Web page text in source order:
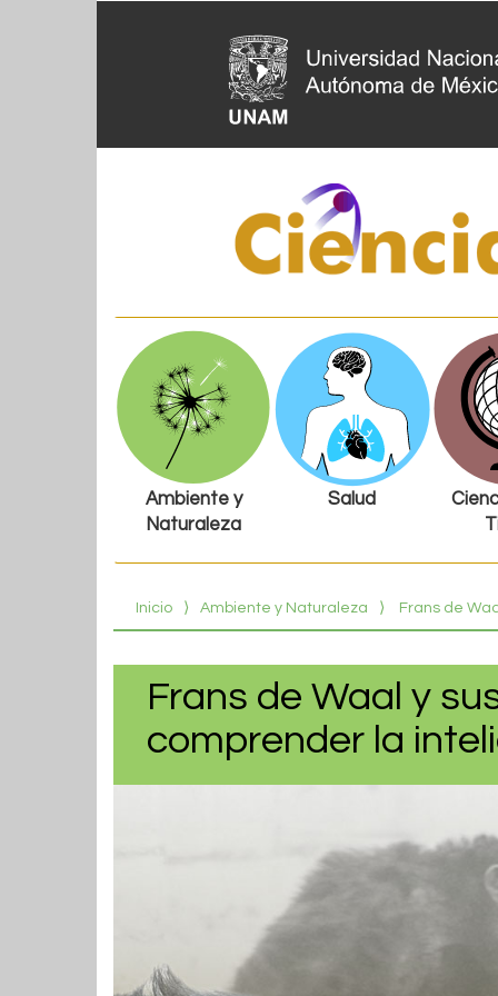
Ambiente y
Naturaleza
Salud
Inicio ⟩ Ambiente y Naturaleza ⟩ Frans de
Frans de Waal y
comprender la